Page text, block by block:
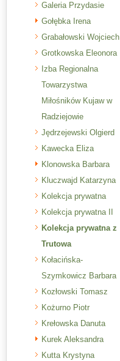
Galeria Przydasie
Gołębka Irena
Grabałowski Wojciech
Grotkowska Eleonora
Izba Regionalna
Towarzystwa
Miłośników Kujaw w
Radziejowie
Jędrzejewski Olgierd
Kawecka Eliza
Klonowska Barbara
Kluczwajd Katarzyna
Kolekcja prywatna
Kolekcja prywatna II
Kolekcja prywatna z
Trutowa
Kołacińska-
Szymkowicz Barbara
Kozłowski Tomasz
Kożurno Piotr
Krełowska Danuta
Kurek Aleksandra
Kutta Krystyna